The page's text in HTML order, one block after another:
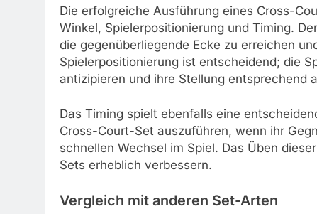
Die erfolgreiche Ausführung eines Cross-
Winkel, Spielerpositionierung und Timing.
die gegenüberliegende Ecke zu erreichen
Spielerpositionierung ist entscheidend; die
antizipieren und ihre Stellung entsprechend
Das Timing spielt ebenfalls eine
Cross-Court-Set auszuführen, wenn ihr
schnellen Wechsel im Spiel. Das Üben
Sets erheblich verbessern.
Vergleich mit anderen Set-Arten